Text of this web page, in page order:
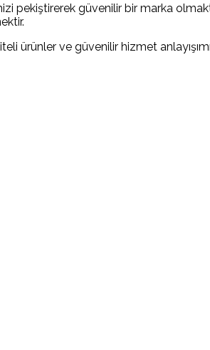
pekiştirerek güvenilir bir marka
ürünler ve güvenilir hizmet